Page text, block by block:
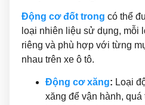
Động cơ đốt trong có thể
loại nhiên liệu sử dụng, mỗi
riêng và phù hợp với từng
nhau trên xe ô tô.
Động cơ xăng: Loại
xăng để vận hành,